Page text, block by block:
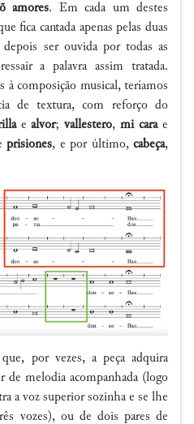
amores. Em cada um destes
fica cantada apenas pelas duas
ser ouvida por todas as
a palavra assim tratada.
à composição musical, teríamos
de textura, com reforço do
e alvor; vallestero, mi carae
prisiones, e por último, cabeça,
por vezes, a peça adquira
de melodia acompanhada (logo
a voz superior sozinha e se lhe
vozes), ou de dois pares de